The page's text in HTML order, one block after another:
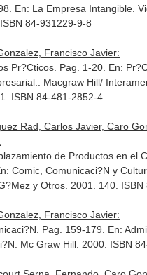
En: La Empresa Intangible.
84-931229-9-8
Francisco Javier:
Pr?Cticos. Pag. 1-20. En:
. Macgraw Hill/
ISBN 84-481-2852-4
Rad, Carlos Javier, Caro
de Productos en el
Comic, Comunicaci?N y
y Otros. 2001. 140.
Francisco Javier:
Pag. 159-179. En:
. Mc Graw Hill. 2000. ISBN